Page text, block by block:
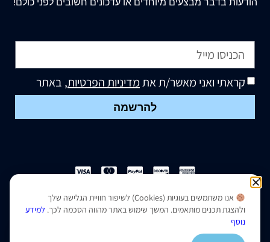
קראתי ואני מאשר/ת אתמדיניות הפרטיות, באתר
להרשמה
הצהרת נגישות|מדיניות פרטיות
נבנה ועוצב על ידי –
אנו משתמשים בעוגיות (Cookies) לשיפור חוויית הגלישה שלך
ולהצגת תכנים מותאמים. המשך שימוש באתר מהווה הסכמה לכך. למידע
נוסף